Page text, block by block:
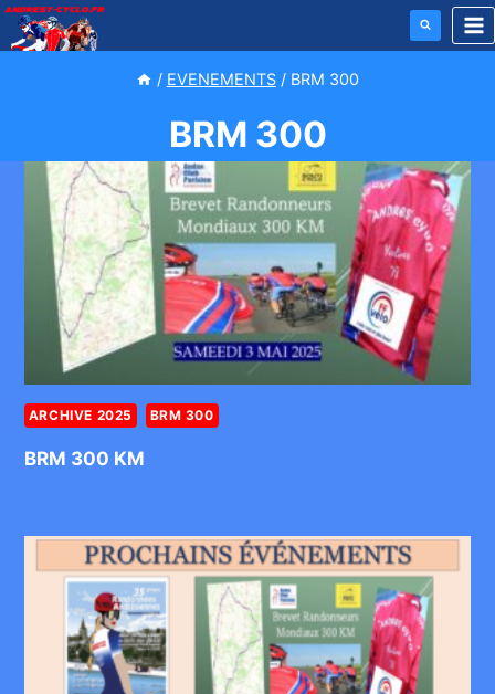
Aller
au
/ EVENEMENTS / BRM 300
BRM 300
ARCHIVE 2025 BRM 300
BRM 300 KM